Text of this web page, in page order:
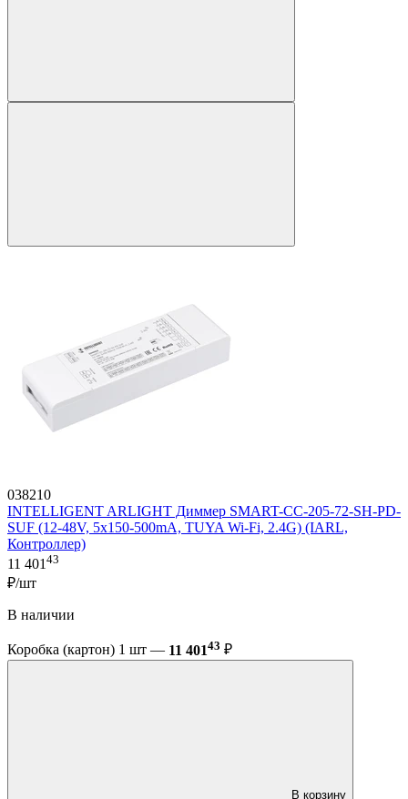
038210
INTELLIGENT ARLIGHT Диммер SMART-CC-205-72-SH-PD-
SUF (12-48V, 5x150-500mA, TUYA Wi-Fi, 2.4G) (IARL,
Контроллер)
11 40143
₽/шт
В наличии
Коробка (картон) 1 шт — 11 40143 ₽
В корзину